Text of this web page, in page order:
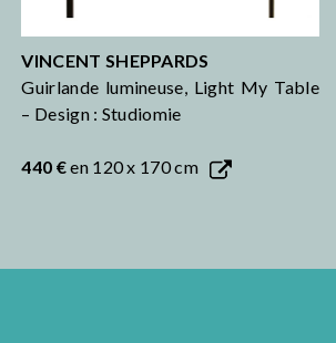
VINCENT SHEPPARDS
Guirlande lumineuse, Light My Table
– Design : Studiomie
440 €en 120 x 170 cm